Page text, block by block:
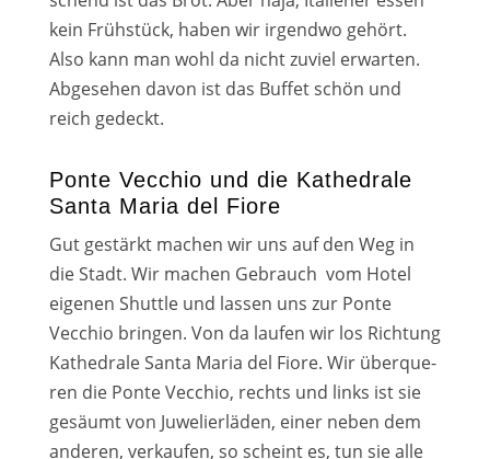
kein Frühstück, haben wir irgend­wo gehört.
Also kann man wohl da nicht zuviel erwar­ten.
Abgesehen davon ist das Buffet schön und
reich gedeckt.
Ponte Vecchio und die Kathedrale
Santa Maria del Fiore
Gut gestärkt machen wir uns auf den Weg in
die Stadt. Wir machen Gebrauch vom Hotel
eige­nen Shuttle und las­sen uns zur Ponte
Vecchio brin­gen. Von da lau­fen wir los Richtung
Kathedrale Santa Maria del Fiore. Wir über­que­
ren die Ponte Vecchio, rechts und links ist sie
gesäumt von Juwelierläden, einer neben dem
ande­ren, ver­kau­fen, so scheint es, tun sie alle